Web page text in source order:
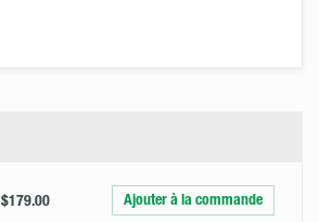
$179.00 Ajouter à la commande